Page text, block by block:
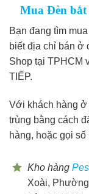
Mua Đèn bắt
Bạn đang tìm
biết địa chỉ bán ở
Shop tại TPHCM
TIẾP.
Với khách hàng ở
trùng bằng cách
hàng, hoặc gọi
Kho hàng
Xoài,